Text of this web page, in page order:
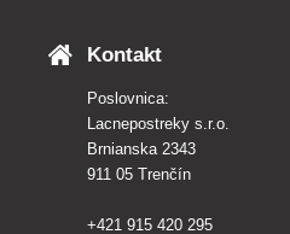
Kontakt
Poslovnica:
Lacnepostreky s.r.o.
Brnianska 2343
911 05 Trenčín
+421 915 420 295